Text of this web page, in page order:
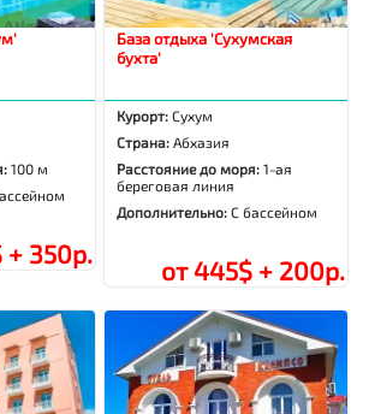
100 м
+ 350р.
База отдыха 'Сухумская
бухта'
Курорт:Сухум
Страна:Абхазия
Расстояние до моря:1-ая
береговая линия
Дополнительно:С бассейном
от 445$ + 200р.